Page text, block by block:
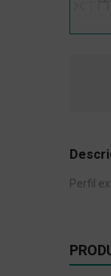
Perfil